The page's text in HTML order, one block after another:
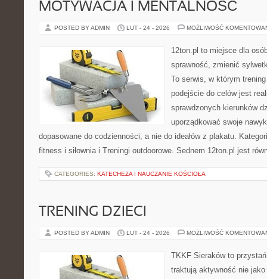
MOTYWACJA I MENTALNOŚĆ
POSTED BY ADMIN LUT - 24 - 2026 MOŻLIWOŚĆ
12ton.pl to miejsce dla
sprawność, zmienić
To serwis, w którym
podejście do celów jest
sprawdzonych kierunków
uporządkować swoje
dopasowane do codzienności, a nie do ideałów z plakatu.
fitness i siłownia i Treningi outdoorowe. Sednem 12ton.pl jest
CATEGORIES: KATECHEZA I NAUCZANIE KOŚCIOŁA
TRENING DZIECI
POSTED BY ADMIN LUT - 24 - 2026 MOŻLIWOŚĆ
TKKF Sieraków to
traktują aktywność nie